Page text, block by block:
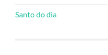
Santo do dia